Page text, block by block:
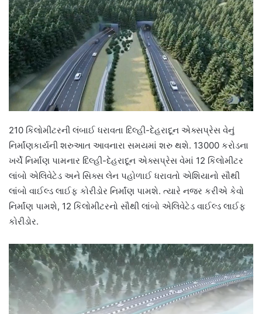
210 કિલોમીટરની લંબાઈ ધરાવતા દિલ્હી-દેહરાદૂન એક્સપ્રેસ વેનું
નિર્માંણકાર્યની શરુઆત આવનારા સમયમાં શરુ થશે. 13000 કરોડના
ખર્ચે નિર્માંણ પામનાર દિલ્હી-દેહરાદૂન એક્સપ્રેસ વેમાં 12 કિલોમીટર
લાંબો એલિવેટેડ અને સિક્સ લેન પહોળાઈ ધરાવતો એશિયાનો સૌથી
લાંબો વાઈલ્ડ લાઈફ કોરીડોર નિર્માંણ પામશે. ત્યારે નજર કરીએ કેવો
નિર્માંણ પામશે, 12 કિલોમીટરનો સૌથી લાંબો એલિવેટેડ વાઈલ્ડ લાઈફ
કોરીડોર.